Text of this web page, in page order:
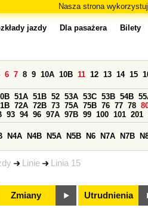
Nasza strona
Linie Linia 15
jazdy Dla pasażera Bilety
6 7 8 9 10A 10B 11 12 13 14 15
51A 51B 52 53A 53C 53B 54B
72A 72B 73 75A 75B 76 77 78
93 94 96 97A 97B 99 100 101 201
N4A N4B N5A N5B N6 N7A N7B
Zmiany Utrudnienia